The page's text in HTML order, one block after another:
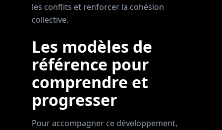
les conflits et renforcer la cohésion
collective.
Les modèles de
référence pour
comprendre et
progresser
Pour accompagner ce développement,